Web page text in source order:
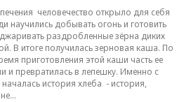
человечество открыло для себя
научились добывать огонь и готовить
раздробленные зёрна диких
В итоге получилась зерновая каша. По
приготовления этой каши часть ее
и превратилась в лепешку. Именно с
история хлеба - история,